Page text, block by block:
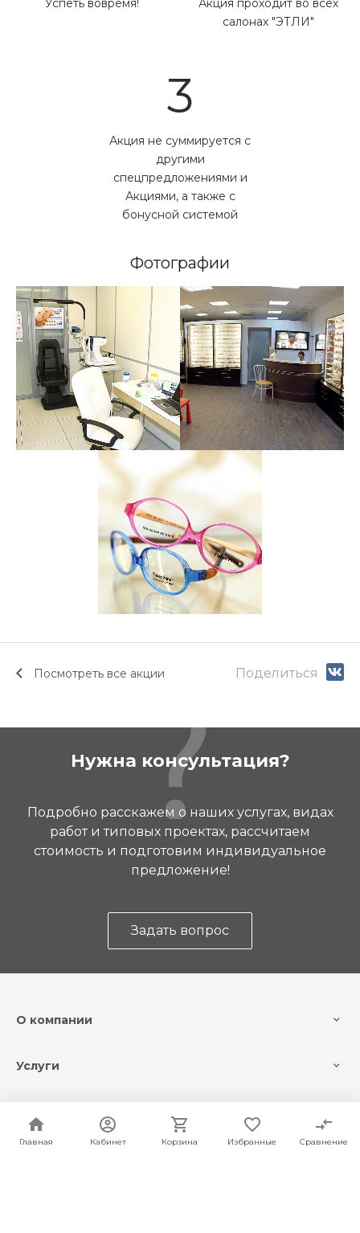
Главная Кабинет Корзина Избранные Сравнение
Успеть вовремя!
Акция проходит во всех
салонах "ЭТЛИ"
3
Акция не суммируется с
другими
спецпредложениями и
Акциями, а также с
бонусной системой
Фотографии
Посмотреть все акции Поделиться
Нужна консультация?
Подробно расскажем о наших услугах, видах
работ и типовых проектах, рассчитаем
стоимость и подготовим индивидуальное
предложение!
Задать вопрос
О компании
Услуги